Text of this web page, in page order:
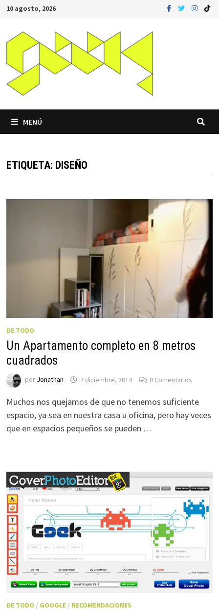
Saltar
contenido
10 agosto, 2026
MENÚ
ETIQUETA: DISEÑO
DE TODO
Un Apartamento completo en 8 metros
cuadrados
por Jonathan 7 diciembre, 2014 0 Comentarios
Muchos nos quejamos de que no tenemos suficiente
espacio, ya sea en nuestra casa u oficina, pero hay veces
que en espacios pequeños se pueden …
DE TODO / GOOGLE/ RECOMENDACIONES